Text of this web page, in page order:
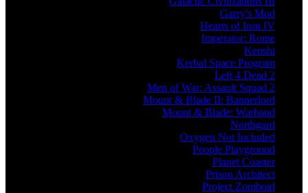
Garry's Mod
Hearts of Iron IV
Imperator: Rome
Kenshi
Kerbal Space Program
Left 4 Dead 2
Men of War: Assault Squad 2
Mount & Blade II: Bannerlord
Mount & Blade: Warband
Northgard
Oxygen Not Included
People Playground
Planet Coaster
Prison Architect
Project Zomboid